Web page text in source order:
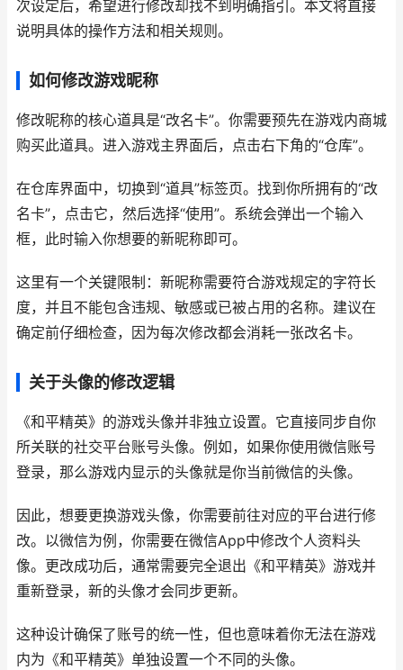
次设定后，希望进行修改却找不到明确指引。本文将直接
说明具体的操作方法和相关规则。
如何修改游戏昵称
修改昵称的核心道具是“改名卡”。你需要预先在游戏内商城
购买此道具。进入游戏主界面后，点击右下角的“仓库”。
在仓库界面中，切换到“道具”标签页。找到你所拥有的“改
名卡”，点击它，然后选择“使用”。系统会弹出一个输入
框，此时输入你想要的新昵称即可。
这里有一个关键限制：新昵称需要符合游戏规定的字符长
度，并且不能包含违规、敏感或已被占用的名称。建议在
确定前仔细检查，因为每次修改都会消耗一张改名卡。
关于头像的修改逻辑
《和平精英》的游戏头像并非独立设置。它直接同步自你
所关联的社交平台账号头像。例如，如果你使用微信账号
登录，那么游戏内显示的头像就是你当前微信的头像。
因此，想要更换游戏头像，你需要前往对应的平台进行修
改。以微信为例，你需要在微信App中修改个人资料头
像。更改成功后，通常需要完全退出《和平精英》游戏并
重新登录，新的头像才会同步更新。
这种设计确保了账号的统一性，但也意味着你无法在游戏
内为《和平精英》单独设置一个不同的头像。